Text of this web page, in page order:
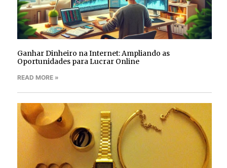
Ganhar Dinheiro na Internet: Ampliando as
Oportunidades para Lucrar Online
READ MORE »